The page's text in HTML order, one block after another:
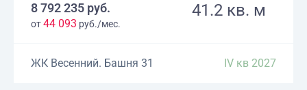
8 792 235 руб.
от44 093 руб./мес.
41.2 кв. м
ЖК Весенний. Башня 31 IV кв 2027